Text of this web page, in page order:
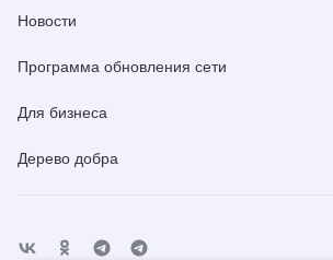
Новости
Программа обновления сети
Для бизнеса
Дерево добра